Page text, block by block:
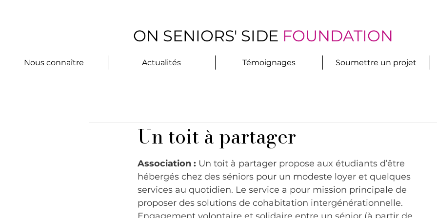
ON SENIORS' SIDE FOUNDATION
Nous connaître Actualités Témoignages Soumettre un projet
Un toit à partager
Association : Un toit à partager propose aux étudiants d’être
hébergés chez des séniors pour un modeste loyer et quelques
services au quotidien. Le service a pour mission principale de
proposer des solutions de cohabitation intergénérationnelle.